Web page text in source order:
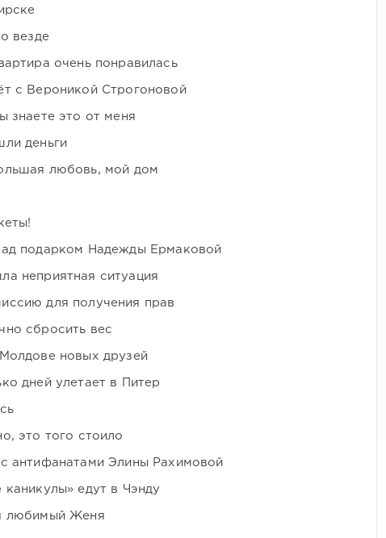
везде
очень понравилась
с Вероникой Строгоновой
знаете это от меня
деньги
любовь, мой дом
подарком Надежды Ермаковой
неприятная ситуация
для получения прав
сбросить вес
новых друзей
дней улетает в Питер
это того стоило
антифанатами Элины Рахимовой
едут в Чэнду
любимый Женя